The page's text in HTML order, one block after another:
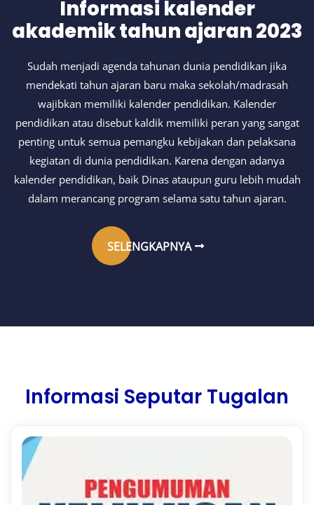
Informasi kalender
akademik tahun ajaran 2023
Sudah menjadi agenda tahunan dunia pendidikan jika
mendekati tahun ajaran baru maka sekolah/madrasah
wajibkan memiliki kalender pendidikan. Kalender
pendidikan atau disebut kaldik memiliki peran yang sangat
penting untuk semua pemangku kebijakan dan pelaksana
kegiatan di dunia pendidikan. Karena dengan adanya
kalender pendidikan, baik Dinas ataupun guru lebih mudah
dalam merancang program selama satu tahun ajaran.
SELENGKAPNYA
Informasi Seputar Tugalan